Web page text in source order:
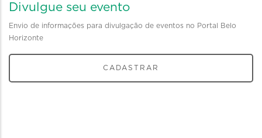
Divulgue seu evento
Envio de informações para divulgação de eventos no Portal Belo
Horizonte
CADASTRAR